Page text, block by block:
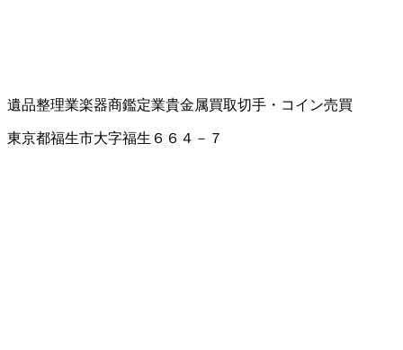
遺品整理業楽器商鑑定業貴金属買取切手・コイン売買
東京都福生市大字福生６６４－７